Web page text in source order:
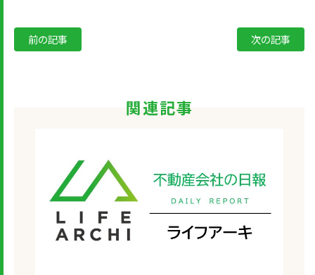
前の記事 次の記事
関連記事